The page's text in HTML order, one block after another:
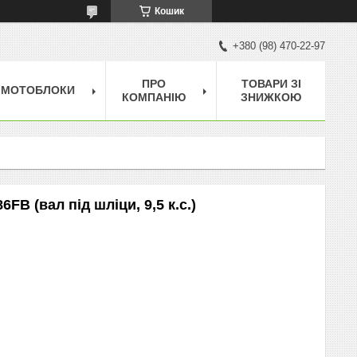
Кошик
+380 (98) 470-22-97
МОТОБЛОКИ
ПРО
КОМПАНІЮ
ТОВАРИ ЗІ
ЗНИЖКОЮ
(вал під шліци, 9,5 к.с.)